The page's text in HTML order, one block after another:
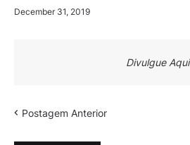
December 31, 2019
Divulgue Aqui
Postagem Anterior